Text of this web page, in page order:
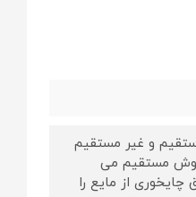
و غیر مستقیم
روش مستقیم می
چایخوری از مایع را